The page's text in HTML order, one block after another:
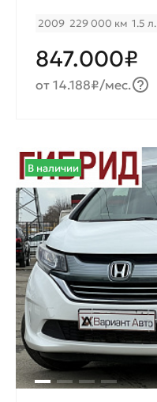
2009 229 000 км 1.5 л.
847.000₽
от 14.188₽/мес.
В наличии